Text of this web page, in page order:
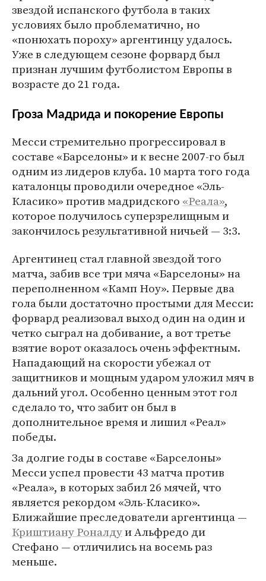
звездой испанского футбола в таких
условиях было проблематично, но
«понюхать пороху» аргентинцу удалось.
Уже в следующем сезоне форвард был
признан лучшим футболистом Европы в
возрасте до 21 года.
Гроза Мадрида и покорение Европы
Месси стремительно прогрессировал в
составе «Барселоны» и к весне 2007-го был
одним из лидеров клуба. 10 марта того года
каталонцы проводили очередное «Эль-
Класико» против мадридского «Реала»,
которое получилось суперзрелищным и
закончилось результативной ничьей — 3:3.
Аргентинец стал главной звездой того
матча, забив все три мяча «Барселоны» на
переполненном «Камп Ноу». Первые два
гола были достаточно простыми для Месси:
форвард реализовал выход один на один и
четко сыграл на добивание, а вот третье
взятие ворот оказалось очень эффектным.
Нападающий на скорости убежал от
защитников и мощным ударом уложил мяч в
дальний угол. Особенно ценным этот гол
сделало то, что забит он был в
дополнительное время и лишил «Реал»
победы.
За долгие годы в составе «Барселоны»
Месси успел провести 43 матча против
«Реала», в которых забил 26 мячей, что
является рекордом «Эль-Класико».
Ближайшие преследователи аргентинца —
Криштиану Роналдуи Альфредо ди
Стефано — отличились на восемь раз
меньше.